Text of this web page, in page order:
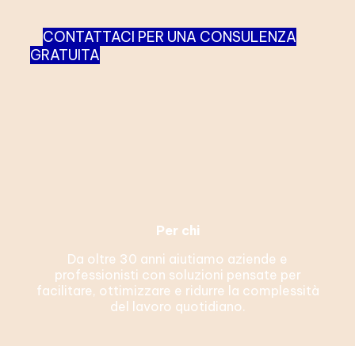
CONTATTACI PER UNA CONSULENZA
GRATUITA
Per chi
Da oltre 30 anni aiutiamo aziende e
professionisti con soluzioni pensate per
facilitare, ottimizzare e ridurre la complessità
del lavoro quotidiano.